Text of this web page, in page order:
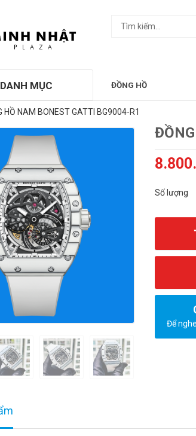
MỤC ĐỒNG HỒ
HỒ NAM BONEST GATTI BG9004-R1
Số lượng
Để